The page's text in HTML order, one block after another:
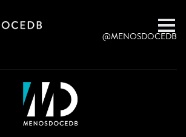
@MENOSDOCEDB